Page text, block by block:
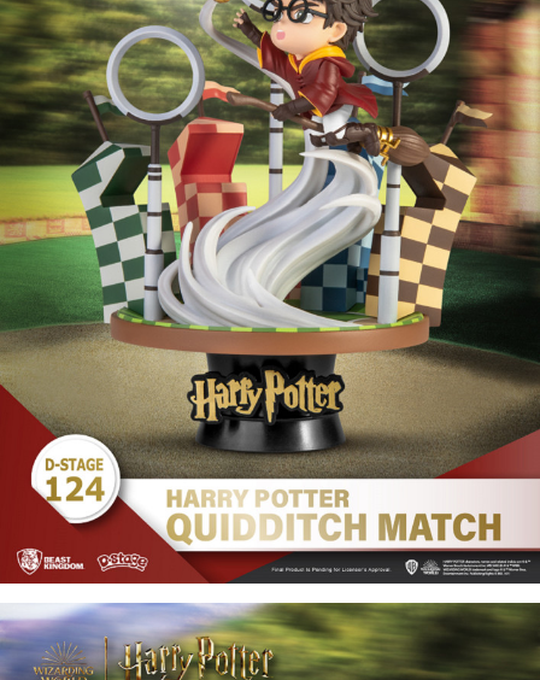
恩沛科技股份有限公司將有權停止該用戶之使用額度並採取法律行動。